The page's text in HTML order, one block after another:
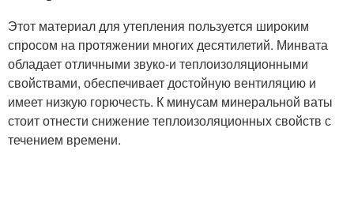
Этот материал для утепления пользуется широким
спросом на протяжении многих десятилетий. Минвата
обладает отличными звуко-и теплоизоляционными
свойствами, обеспечивает достойную вентиляцию и
имеет низкую горючесть. К минусам минеральной ваты
стоит отнести снижение теплоизоляционных свойств с
течением времени.